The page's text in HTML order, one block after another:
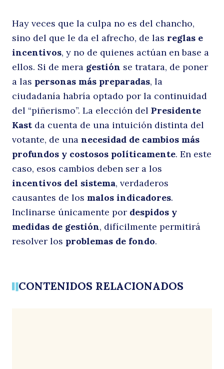
el
Buscar
Hay veces que la culpa no es del chancho,
sino del que le da el afrecho, de las reglas e
incentivos, y no de quienes actúan en base a
ellos. Si de mera gestión se tratara, de poner
a las personas más preparadas, la
ciudadanía habría optado por la continuidad
del “piñerismo”. La elección del Presidente
Kast da cuenta de una intuición distinta del
votante, de una necesidad de cambios más
profundos y costosos políticamente. En este
caso, esos cambios deben ser a los
incentivos del sistema, verdaderos
causantes de los malos indicadores.
Inclinarse únicamente por despidos y
medidas de gestión, difícilmente permitirá
resolver los problemas de fondo.
CONTENIDOS RELACIONADOS